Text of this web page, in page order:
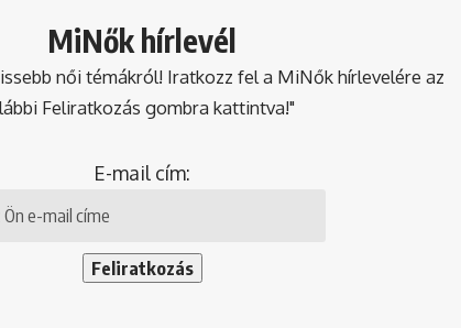
MiNők hírlevél
női témákról! Iratkozz fel a MiNők hírlevelére az
Feliratkozás gombra kattintva!"
E-mail cím: